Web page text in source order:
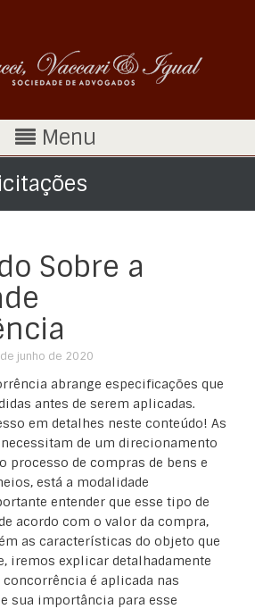
Menu
Sobre a
junho de 2020
abrange especificações que
antes de serem aplicadas.
em detalhes neste conteúdo! As
de um direcionamento
processo de compras de bens e
está a modalidade
entender que esse tipo de
acordo com o valor da compra,
as características do objeto que
iremos explicar detalhadamente
é aplicada nas
sua importância para esse